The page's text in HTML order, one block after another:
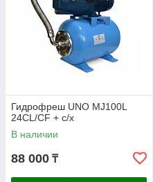
Гидрофреш UNO MJ100L
24CL/CF + с/х
В наличии
88 000 ₸